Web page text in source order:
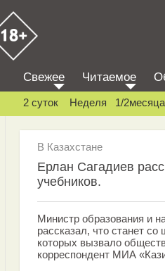
Свежее Читаемое
2 суток Неделя 1/2месяца
В Казахстане
Ерлан Сагадиев
учебников.
Министр образования и
рассказал, что станет
которых вызвало
корреспондент МИА